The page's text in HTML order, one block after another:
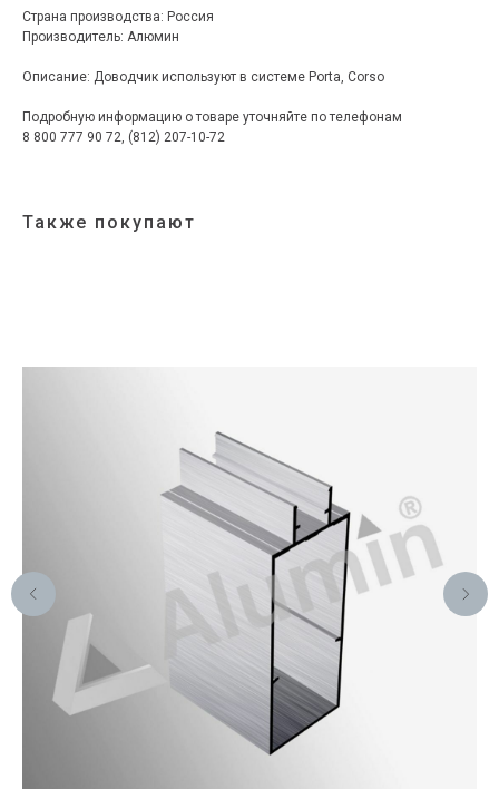
Страна производства: Россия
Производитель: Алюмин
Описание: Доводчик используют в системе Porta, Corso
Подробную информацию о товаре уточняйте по телефонам
8 800 777 90 72, (812) 207-10-72
Также покупают